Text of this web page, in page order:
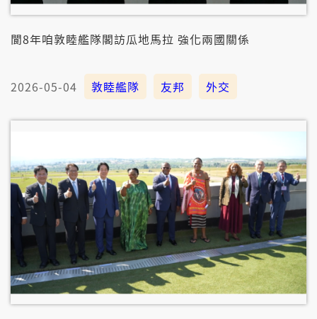
閬8年咱敦睦艦隊閣訪瓜地馬拉 強化兩國關係
2026-05-04 敦睦艦隊 友邦 外交